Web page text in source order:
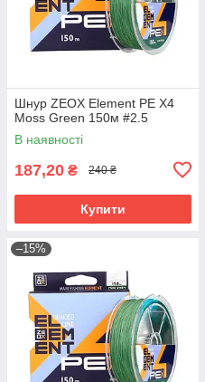
Шнур ZEOX Element PE X4
Moss Green 150м #2.5
В наявності
187,20 ₴ 240 ₴
Купити
–15%